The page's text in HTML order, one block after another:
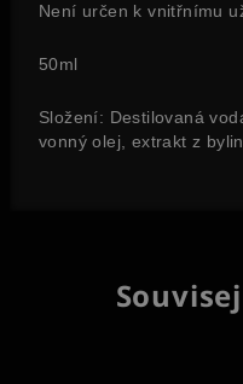
Není určen k vnitřnímu
50ml
Složení: Destilovaná
vonný olej, extrakt z